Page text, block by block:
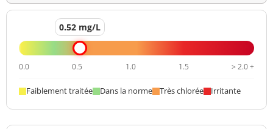
0.52 mg/L
0.0 0.5 1.0 1.5 > 2.0 +
Faiblement traitée Dans la norme Très chlorée Irritante